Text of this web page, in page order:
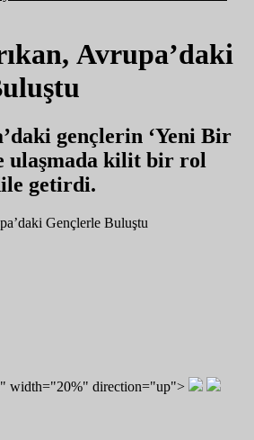
Avrupa’daki
gençlerin ‘Yeni Bir
ulaşmada kilit bir rol
getirdi. ￼ ￼
direction="up">